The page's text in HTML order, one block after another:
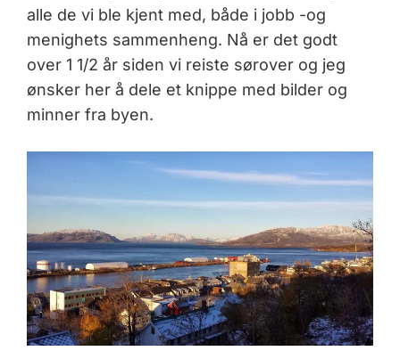
alle de vi ble kjent med, både i jobb -og
menighets sammenheng. Nå er det godt
over 1 1/2 år siden vi reiste sørover og jeg
ønsker her å dele et knippe med bilder og
minner fra byen.